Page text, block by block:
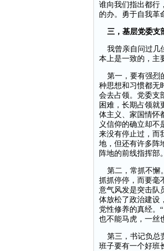
谁向我们指出都行
的办。勇于自我革
三，基层党委支
我曾亲自问过几
本上是一致的，主
第一，要有强烈
种思想和习惯都无
会去占领。党委支
困难，长期占领就
体主义、家国情怀
义信仰的确立却不
来没有停止过，而
地，但还有许多阵
阵地的前线指挥部。
第二，常抓不懈
抓抓停停，而要毫
意气风发是突击队
体放松了政治建设
党性修养的真经。
也不能马虎，一丝
第三，书记负总
班子要有一个好班